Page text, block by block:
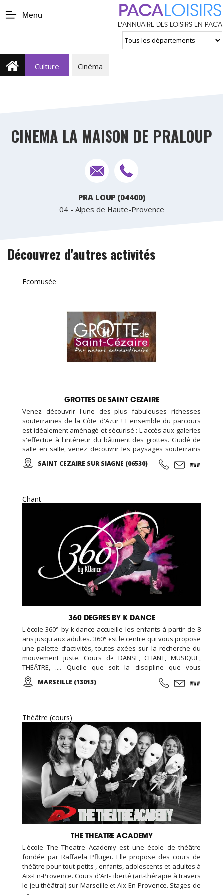
Menu PACALOISIRS
L'ANNUAIRE DES LOISIRS EN PACA
Culture Cinéma
CINEMA LA MAISON DE PRALOUP
PRA LOUP (04400)
04 - Alpes de Haute-Provence
Découvrez d'autres activités
Ecomusée
GROTTES DE SAINT CEZAIRE
Venez découvrir l'une des plus fabuleuses richesses
souterraines de la Côte d'Azur ! L'ensemble du parcours
est idéalement aménagé et sécurisé : L'accès aux galeries
s'effectue à l'intérieur du bâtiment des grottes. Guidé de
salle en salle, venez découvrir les paysages souterrains
spectaculaires d'un univers grandiose, parfaitement mis
en valeur par un éclairage approprié et discret...
SAINT CEZAIRE SUR SIAGNE (06530)
Chant
360 DEGRES BY K DANCE
L'école 360° by k'dance accueille les enfants à partir de 8
ans jusqu'aux adultes. 360° est le centre qui vous propose
une palette d’activités, toutes axées sur la recherche du
mouvement juste. Cours de DANSE, CHANT, MUSIQUE,
THÉÂTRE, .... Quelle que soit la discipline que vous
choisirez, préparez-vous à vivre une expérience à travers
un épanouissement total du corps et de l’esprit! À très
MARSEILLE (13013)
Théâtre (cours)
THE THEATRE ACADEMY
L'école The Theatre Academy est une école de théâtre
fondée par Raffaela Pflüger. Elle propose des cours de
théâtre pour tout-petits , enfants, adolescents et adultes à
Aix-En-Provence. Cours d'Art-Liberté (art-thérapie à travers
le jeu théâtral) sur Marseille et Aix-En-Provence. Stages de